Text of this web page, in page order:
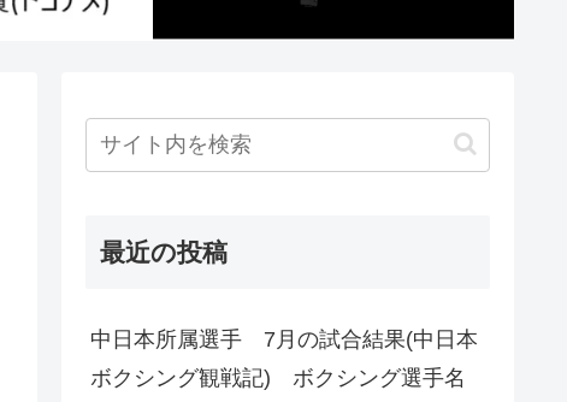
最近の投稿
中日本所属選手 7月の試合結果(中日本
ボクシング観戦記) ボクシング選手名